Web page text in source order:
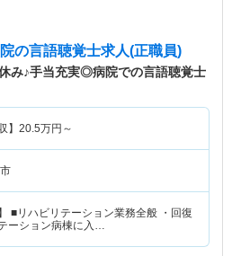
の言語聴覚士求人(正職員)
み♪手当充実◎病院での言語聴覚士
】 20.5万円～
■リハビリテーション業務全般 ・回復
ーション病棟に入…